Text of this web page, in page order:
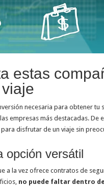
estas
necesaria para obtener tu
empresas más destacadas. De
disfrutar de un viaje sin
opción versátil
a la vez ofrece contratos de
no puede faltar dentro